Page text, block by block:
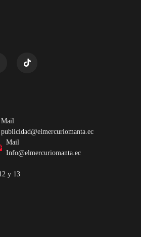
Mail
publicidad@elmercuriomanta.ec
Mail
Info@elmercuriomanta.ec
y 13